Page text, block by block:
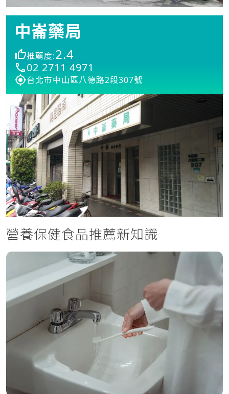
中崙藥局
推薦度:2.4
02 2711 4971
台北市中山區八德路2段307號
營養保健食品推薦新知識